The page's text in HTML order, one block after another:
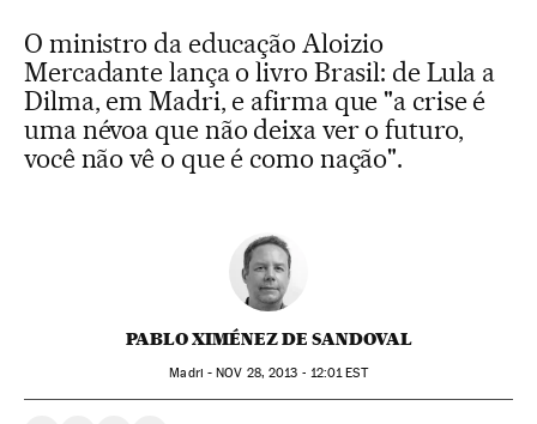
O ministro da educação Aloizio
Mercadante lança o livro Brasil: de Lula a
Dilma, em Madri, e afirma que "a crise é
uma névoa que não deixa ver o futuro,
você não vê o que é como nação".
PABLO XIMÉNEZ DE SANDOVAL
Madri -NOV 28, 2013 - 12:01EST